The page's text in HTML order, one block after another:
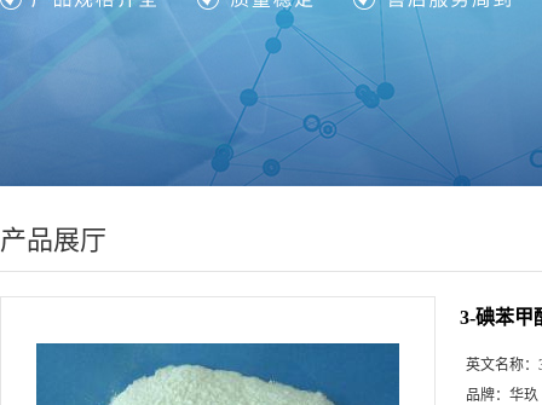
产品展厅
3-碘苯甲
英文名称：
品牌： 华玖